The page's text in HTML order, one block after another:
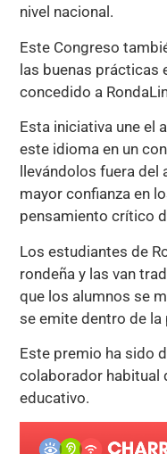
nivel nacional.
Este Congreso
las buenas prácticas
concedido a
Esta iniciativa une el
este idioma en un
llevándolos fuera
mayor confianza en
pensamiento crítico
Los estudiantes de
rondeña y las van
que los alumnos se
se emite dentro de la
Este premio ha sido
colaborador habitual
educativo.